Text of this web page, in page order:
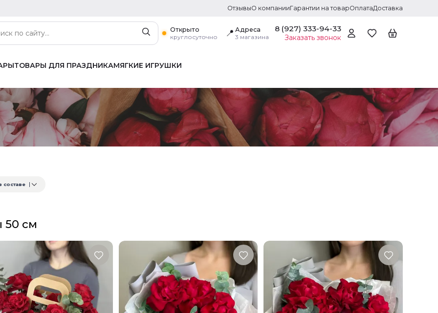
ОтзывыО компанииГарантии на товарОплатаДоставка
Открыто
круглосуточно
📍 Адреса
3 магазина
8 (927) 333-94-33
Заказать звонок
ТОВАРЫ ДЛЯ ПРАЗДНИКАМЯГКИЕ ИГРУШКИ
составе
50 см